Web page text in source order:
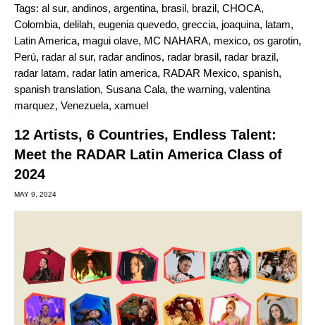
Tags: al sur, andinos, argentina, brasil, brazil, CHOCA,
Colombia, delilah, eugenia quevedo, greccia, joaquina, latam,
Latin America, magui olave, MC NAHARA, mexico, os garotin,
Perú, radar al sur, radar andinos, radar brasil, radar brazil,
radar latam, radar latin america, RADAR Mexico, spanish,
spanish translation, Susana Cala, the warning, valentina
marquez, Venezuela, xamuel
12 Artists, 6 Countries, Endless Talent:
Meet the RADAR Latin America Class of
2024
MAY 9, 2024